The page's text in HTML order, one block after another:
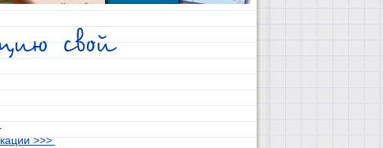
свой
>>>